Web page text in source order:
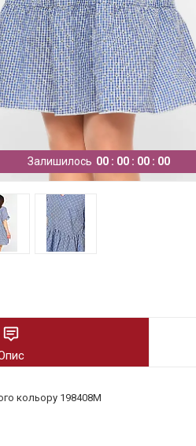
Залишилось 00 00 00 00
кольору 198408M